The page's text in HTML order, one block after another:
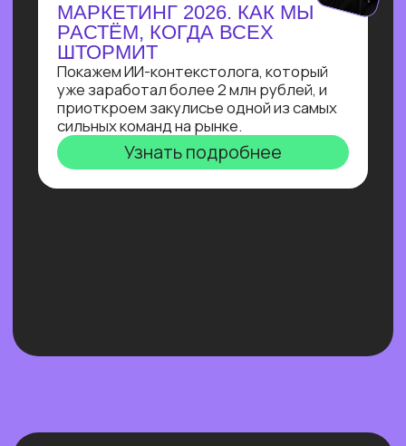
для бизнеса, за которые готовы
платить от 100 000 рублей!
Узнать подробнее
инструментов!